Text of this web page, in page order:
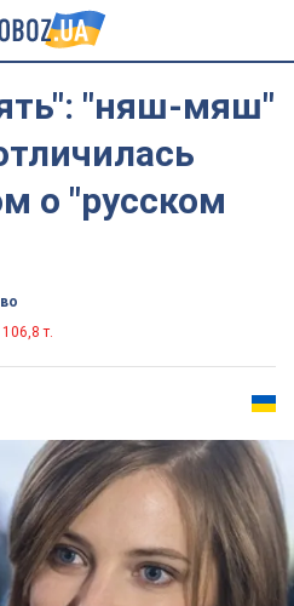
"няш-мяш"
о "русском
106,8 т.